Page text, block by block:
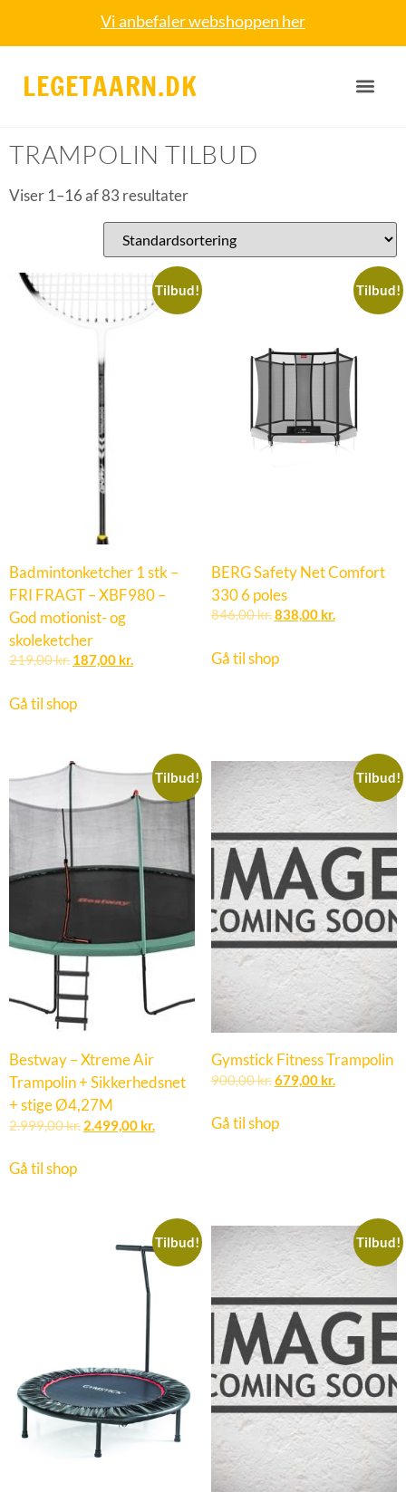
Vi anbefaler webshoppen her
LEGETAARN.DK
TRAMPOLIN TILBUD
Viser 1–16 af 83 resultater
Tilbud!
Badmintonketcher 1 stk –
FRI FRAGT – XBF980 –
God motionist- og
skoleketcher
219,00kr. 187,00 kr.
Gå til shop
Tilbud!
BERG Safety Net Comfort
330 6 poles
846,00kr. 838,00 kr.
Gå til shop
Tilbud!
Bestway – Xtreme Air
Trampolin + Sikkerhedsnet
+ stige Ø4,27M
2.999,00kr. 2.499,00 kr.
Gå til shop
Tilbud!
Gymstick Fitness Trampolin
900,00kr. 679,00 kr.
Gå til shop
Tilbud! Tilbud!